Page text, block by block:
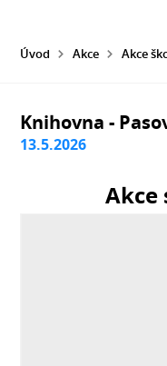
Úvod Akce Akce
Knihovna -
13.5.2026
Akce